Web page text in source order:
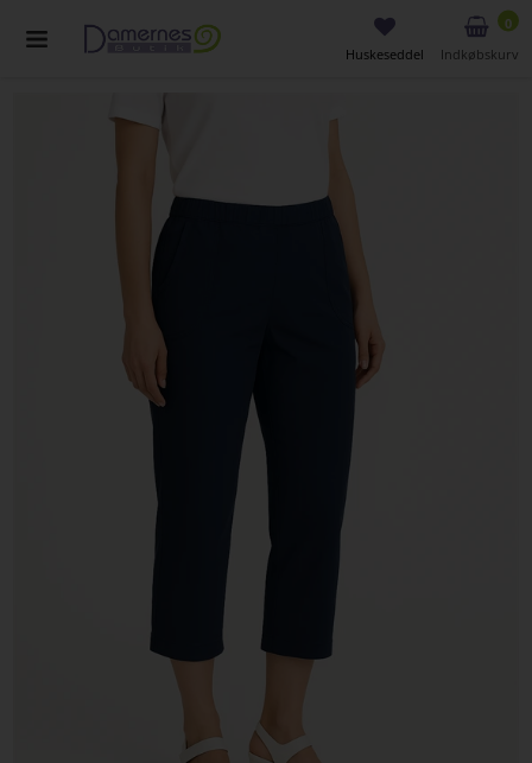
0
Indkøbskurv
Huskeseddel